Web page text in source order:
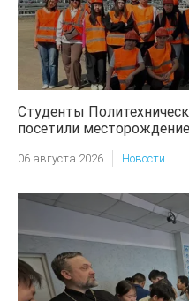
Студенты
посетили
06 августа 2026 Новости